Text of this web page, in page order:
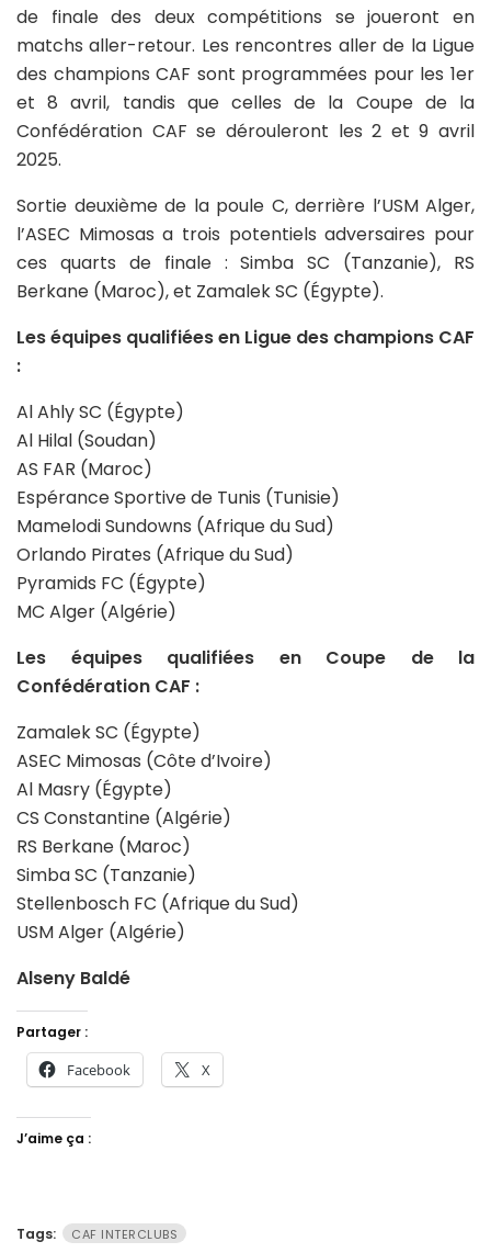
de finale des deux compétitions se joueront en
matchs aller-retour. Les rencontres aller de la Ligue
des champions CAF sont programmées pour les 1er
et 8 avril, tandis que celles de la Coupe de la
Confédération CAF se dérouleront les 2 et 9 avril
2025.
Sortie deuxième de la poule C, derrière l’USM Alger,
l’ASEC Mimosas a trois potentiels adversaires pour
ces quarts de finale : Simba SC (Tanzanie), RS
Berkane (Maroc), et Zamalek SC (Égypte).
Les équipes qualifiées en Ligue des champions CAF
:
Al Ahly SC (Égypte)
Al Hilal (Soudan)
AS FAR (Maroc)
Espérance Sportive de Tunis (Tunisie)
Mamelodi Sundowns (Afrique du Sud)
Orlando Pirates (Afrique du Sud)
Pyramids FC (Égypte)
MC Alger (Algérie)
Les équipes qualifiées en Coupe de la
Confédération CAF :
Zamalek SC (Égypte)
ASEC Mimosas (Côte d’Ivoire)
Al Masry (Égypte)
CS Constantine (Algérie)
RS Berkane (Maroc)
Simba SC (Tanzanie)
Stellenbosch FC (Afrique du Sud)
USM Alger (Algérie)
Alseny Baldé
Partager :
Facebook X
J’aime ça :
Tags: CAF INTERCLUBS